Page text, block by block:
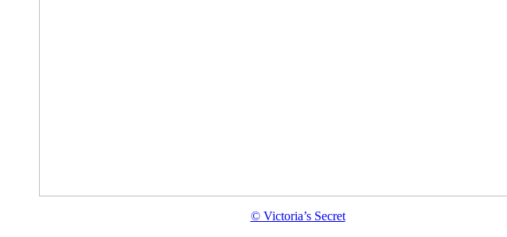
© Victoria’s Secret